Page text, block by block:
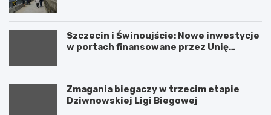
Szczecin i Świnoujście: Nowe inwestycje
w portach finansowane przez Unię
Zmagania biegaczy w trzecim etapie
Dziwnowskiej Ligi Biegowej